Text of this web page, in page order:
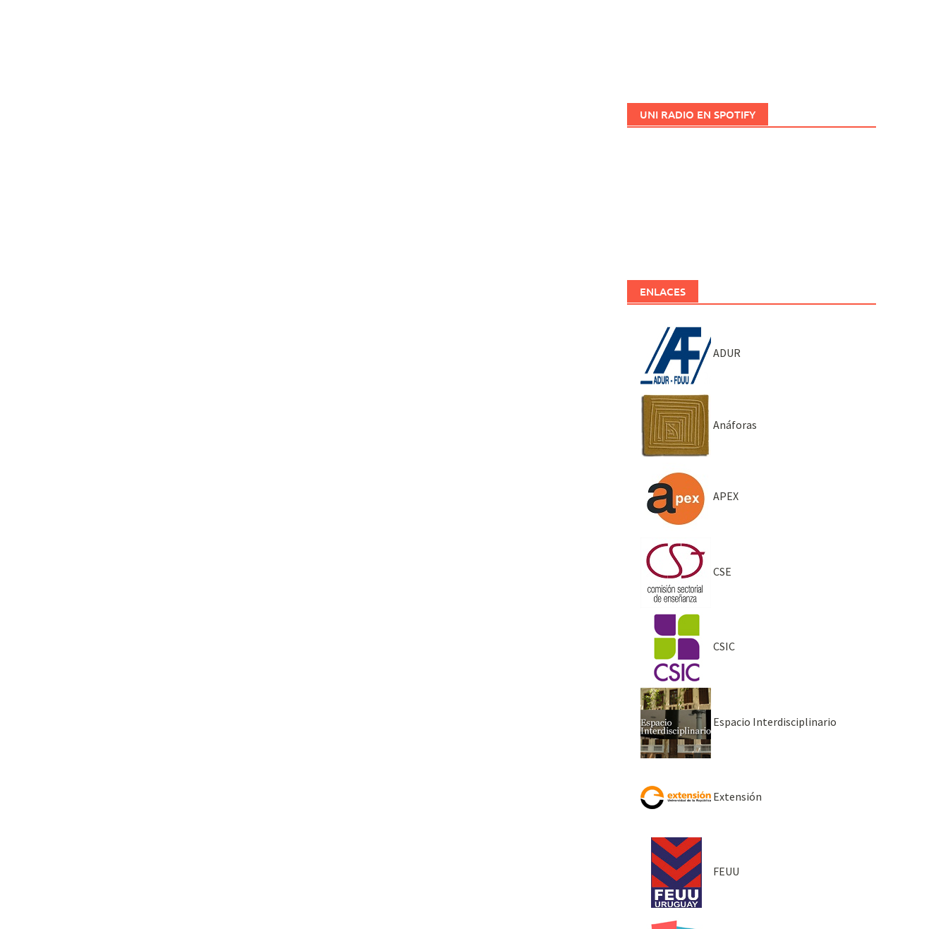
UNI RADIO EN SPOTIFY
ENLACES
ADUR
Anáforas
APEX
CSE
CSIC
Espacio Interdisciplinario
Extensión
FEUU